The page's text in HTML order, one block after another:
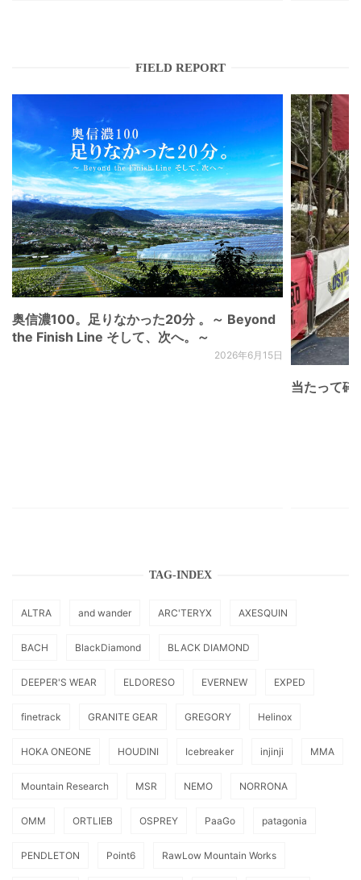
FIELD REPORT
奥信濃100。足りなかった20分 。～ Beyond
the Finish Line そして、次へ。～
2026年6月15日
当たって砕
TAG-INDEX
ALTRA and wander ARC'TERYX AXESQUIN
BACH BlackDiamond BLACK DIAMOND
DEEPER'S WEAR ELDORESO EVERNEW EXPED
finetrack GRANITE GEAR GREGORY Helinox
HOKA ONEONE HOUDINI Icebreaker injinji MMA
Mountain Research MSR NEMO NORRONA
OMM ORTLIEB OSPREY PaaGo patagonia
PENDLETON Point6 RawLow Mountain Works